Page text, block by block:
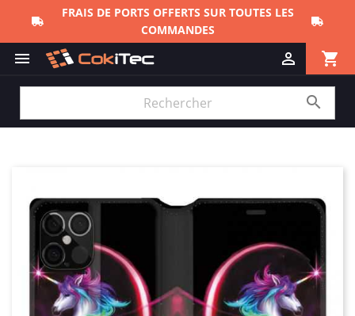
FRAIS DE PORTS OFFERTS SUR TOUTES LES
COMMANDES
 shopping_cart

